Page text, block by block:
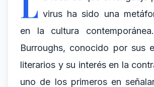
virus ha sido una
en la cultura
Burroughs, conocido por sus
literarios y su interés en la
uno de los primeros en